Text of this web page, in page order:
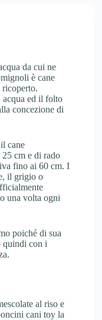
da cui ne
è cane
acqua ed il folto
concezione di
cane
cm e di rado
fino ai 60 cm. I
il grigio o
una volta ogni
poiché di sua
quindi con i
al riso e
cani toy la